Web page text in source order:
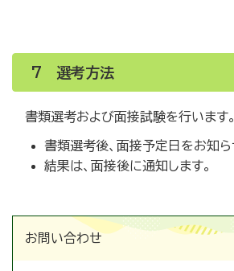
7 選考方法
書類選考および面接試験を行います。
書類選考後、面接予定日をお知ら
結果は、面接後に通知します。
お問い合わせ